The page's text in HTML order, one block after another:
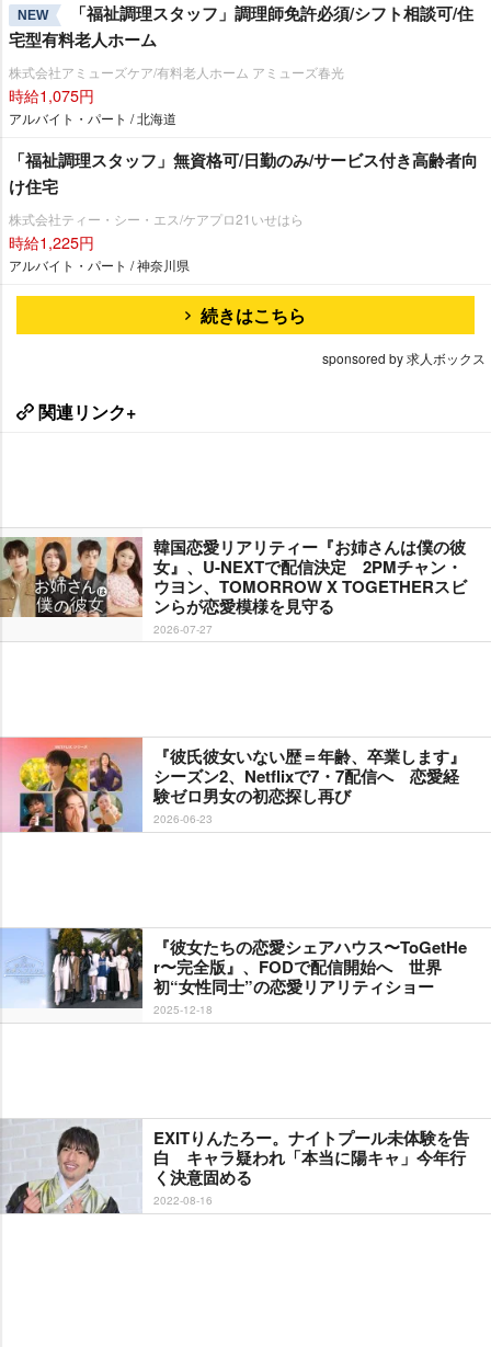
NEW
「福祉調理スタッフ」調理師免許必須/シフト相談可/住
宅型有料老人ホーム
株式会社アミューズケア/有料老人ホーム アミューズ春光
時給1,075円
アルバイト・パート / 北海道
「福祉調理スタッフ」無資格可/日勤のみ/サービス付き高齢者向
け住宅
株式会社ティー・シー・エス/ケアプロ21いせはら
時給1,225円
アルバイト・パート / 神奈川県
続きはこちら
sponsored by 求人ボックス
関連リンク+
韓国恋愛リアリティー『お姉さんは僕の彼
女』、U-NEXTで配信決定 2PMチャン・
ウヨン、TOMORROW X TOGETHERスビ
ンらが恋愛模様を見守る
2026-07-27
『彼氏彼女いない歴＝年齢、卒業します』
シーズン2、Netflixで7・7配信へ 恋愛経
験ゼロ男女の初恋探し再び
2026-06-23
『彼女たちの恋愛シェアハウス〜ToGetHe
r〜完全版』、FODで配信開始へ 世界
初“女性同士”の恋愛リアリティショー
2025-12-18
EXITりんたろー。ナイトプール未体験を告
白 キャラ疑われ「本当に陽キャ」今年行
く決意固める
2022-08-16